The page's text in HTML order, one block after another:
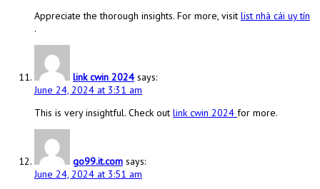
Appreciate the thorough insights. For more, visit list nhà cái uy tín
.
link cwin 2024 says:
June 24, 2024 at 3:31 am
This is very insightful. Check out link cwin 2024 for more.
go99.it.com says:
June 24, 2024 at 3:51 am